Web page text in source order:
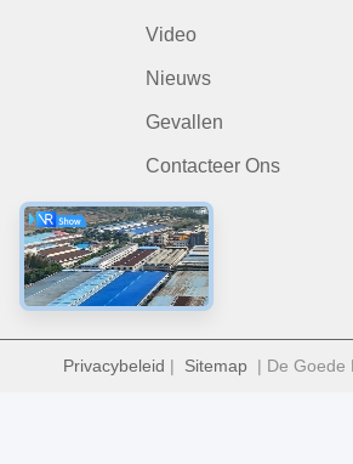
Video
Nieuws
Gevallen
Contacteer Ons
Privacybeleid | Sitemap | De Goede